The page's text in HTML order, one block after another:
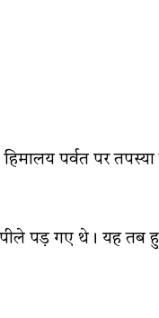
पर्वत पर
पड़ गए थे। यह तब